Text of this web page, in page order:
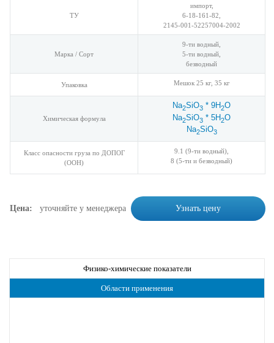
ТУ
импорт,
6-18-161-82,
2145-001-52257004-2002
Марка / Сорт
9-ти водный,
5-ти водный,
безводный
Упаковка Мешок 25 кг, 35 кг
Химическая формула
Na2SiO3 * 9H2O
Na2SiO3 * 5H2O
Na2SiO3
Класс опасности груза по ДОПОГ
(ООН)
9.1 (9-ти водный),
8 (5-ти и безводный)
Цена: уточняйте у менеджера Узнать цену
Физико-химические показатели
Области применения